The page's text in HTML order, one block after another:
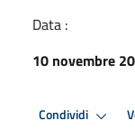
Data :
10 novembre
Condividi